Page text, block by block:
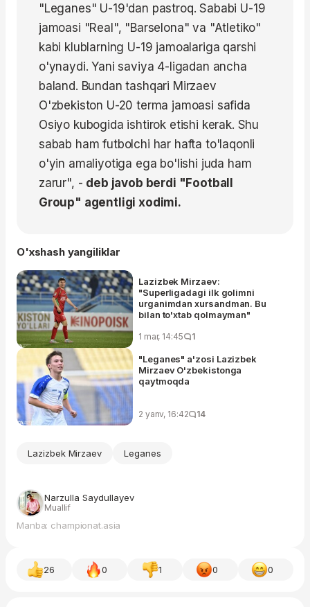
"Leganes" U-19'dan pastroq. Sababi U-19
jamoasi "Real", "Barselona" va "Atletiko"
kabi klublarning U-19 jamoalariga qarshi
o'ynaydi. Yani saviya 4-ligadan ancha
baland. Bundan tashqari Mirzaev
O'zbekiston U-20 terma jamoasi safida
Osiyo kubogida ishtirok etishi kerak. Shu
sabab ham futbolchi har hafta to'laqonli
o'yin amaliyotiga ega bo'lishi juda ham
zarur", - deb javob berdi "Football
Group" agentligi xodimi.
O'xshash yangiliklar
Lazizbek Mirzaev:
"Superligadagi ilk golimni
urganimdan xursandman. Bu
bilan to'xtab qolmayman"
1 mar, 14:45 1
"Leganes" a'zosi Lazizbek
Mirzaev O'zbekistonga
qaytmoqda
2 yanv, 16:42 14
Lazizbek Mirzaev Leganes
Narzulla Saydullayev
Muallif
Manba: championat.asia
26 0 1 0 0